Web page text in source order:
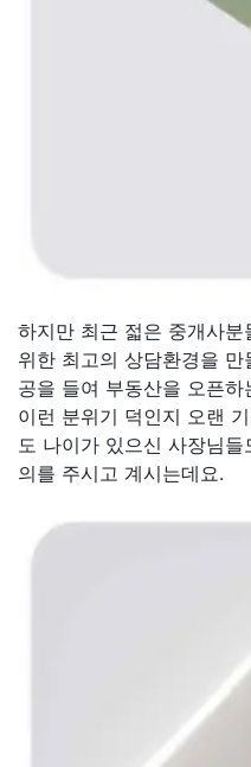
하지만 최근 젋은 중개사
위한 최고의 상담환경을
공을 들여 부동산을 오픈
이런 분위기 덕인지 오랜
도 나이가 있으신 사장님
의를 주시고 계시는데요.